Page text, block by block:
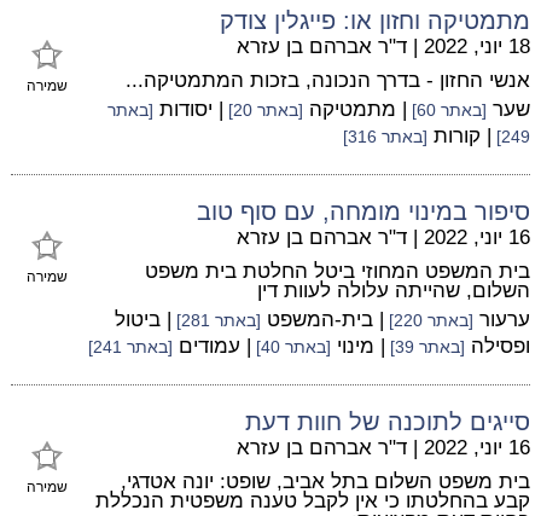
מתמטיקה וחזון או: פייגלין צודק
שמירה
18 יוני, 2022 | ד"ר אברהם בן עזרא
אנשי החזון - בדרך הנכונה, בזכות המתמטיקה...
שער [באתר 60] | מתמטיקה [באתר 20] | יסודות [באתר
249]
| קורות [באתר 316]
סיפור במינוי מומחה, עם סוף טוב
שמירה
16 יוני, 2022 | ד"ר אברהם בן עזרא
בית המשפט המחוזי ביטל החלטת בית משפט
השלום, שהייתה עלולה לעוות דין
ערעור [באתר 220] | בית-המשפט [באתר 281]
| ביטול
ופסילה [באתר 39] | מינוי [באתר 40] | עמודים [באתר 241]
סייגים לתוכנה של חוות דעת
שמירה
16 יוני, 2022 | ד"ר אברהם בן עזרא
בית משפט השלום בתל אביב, שופט: יונה אטדגי,
קבע בהחלטתו כי אין לקבל טענה משפטית הנכללת